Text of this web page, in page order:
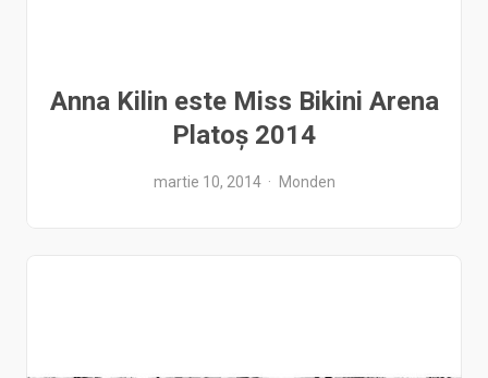
Anna Kilin este Miss Bikini Arena
Platoș 2014
martie 10, 2014 Monden